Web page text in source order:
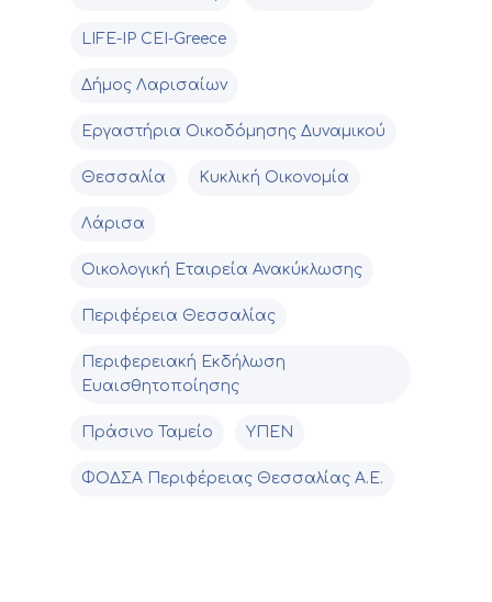
LIFE-IP CEI-Greece
Δήμος Λαρισαίων
Εργαστήρια Οικοδόμησης Δυναμικού
Θεσσαλία Κυκλική Οικονομία
Λάρισα
Οικολογική Εταιρεία Ανακύκλωσης
Περιφέρεια Θεσσαλίας
Περιφερειακή Εκδήλωση
Ευαισθητοποίησης
Πράσινο Ταμείο ΥΠΕΝ
ΦΟΔΣΑ Περιφέρειας Θεσσαλίας Α.Ε.